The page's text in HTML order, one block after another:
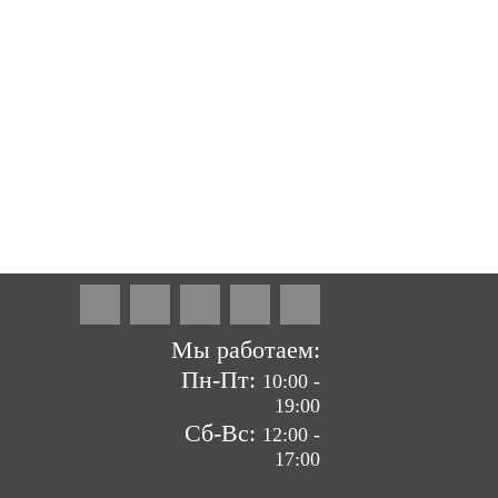
Мы работаем:
Пн-Пт: 10:00 -
19:00
Сб-Вс: 12:00 -
17:00
сайтов by «ВзлЁт»